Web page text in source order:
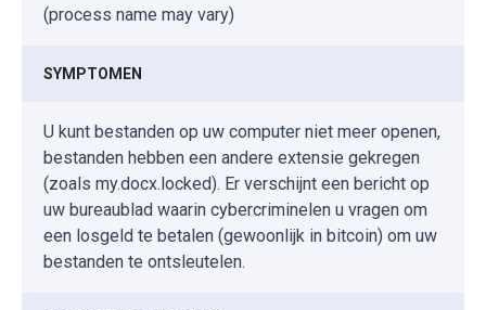
(process name may vary)
SYMPTOMEN
U kunt bestanden op uw computer niet meer openen,
bestanden hebben een andere extensie gekregen
(zoals my.docx.locked). Er verschijnt een bericht op
uw bureaublad waarin cybercriminelen u vragen om
een losgeld te betalen (gewoonlijk in bitcoin) om uw
bestanden te ontsleutelen.